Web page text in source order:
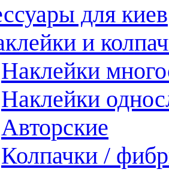
для киев
и
Наклейки
Наклейки
Авторские
Колпачки /